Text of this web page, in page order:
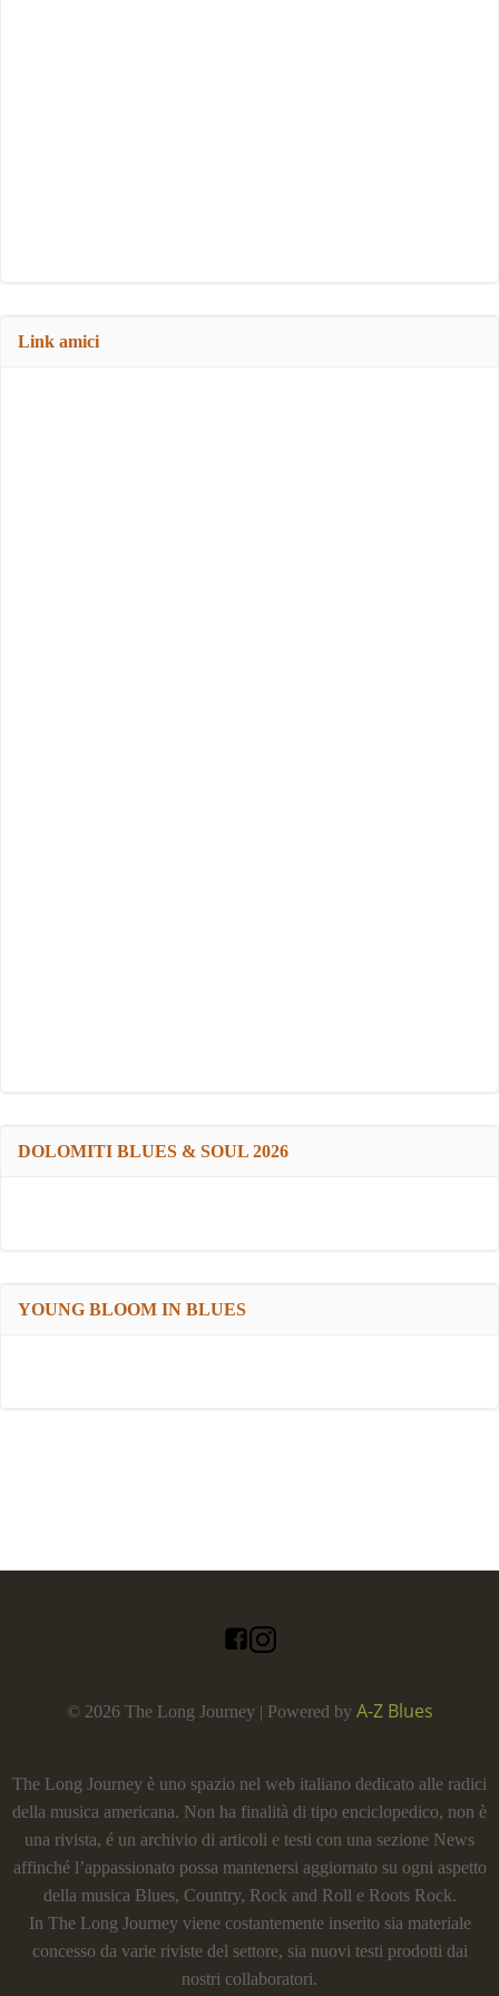
Link amici
DOLOMITI BLUES & SOUL 2026
YOUNG BLOOM IN BLUES
© 2026 The Long Journey | Powered by A-Z Blues
The Long Journey è uno spazio nel web italiano dedicato alle radici
della musica americana. Non ha finalità di tipo enciclopedico, non è
una rivista, é un archivio di articoli e testi con una sezione News
affinché l’appassionato possa mantenersi aggiornato su ogni aspetto
della musica Blues, Country, Rock and Roll e Roots Rock.
In The Long Journey viene costantemente inserito sia materiale
concesso da varie riviste del settore, sia nuovi testi prodotti dai
nostri collaboratori.